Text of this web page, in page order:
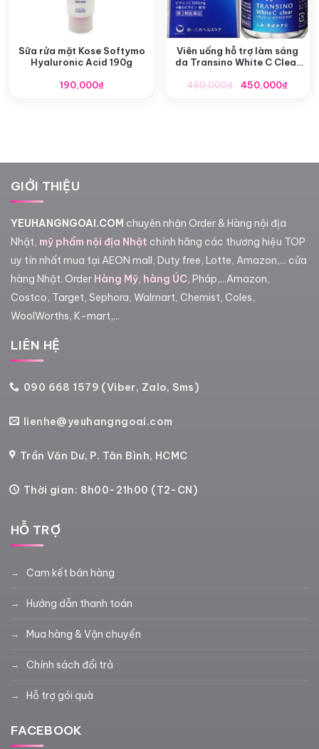
Sữa rửa mặt Kose Softymo
Hyaluronic Acid 190g
190,000₫
Viên uống hỗ trợ làm sáng
da Transino White C Clear
480,000₫
Giá
450,000₫Giá
GIỚI THIỆU
YEUHANGNGOAI.COM chuyên nhận Order & Hàng nội địa
Nhật, mỹ phẩm nội địa Nhật chính hãng các thương hiệu TOP
uy tín nhất mua tại AEON mall, Duty free, Lotte, Amazon,... cửa
hàng Nhật. Order Hàng Mỹ, hàng ÚC, Pháp,...Amazon,
Costco, Target, Sephora, Walmart, Chemist, Coles,
WoolWorths, K-mart,...
LIÊN HỆ
090 668 1579 (Viber, Zalo, Sms)
lienhe@yeuhangngoai.com
Trần Văn Dư, P. Tân Bình, HCMC
Thời gian: 8h00-21h00 (T2-CN)
HỖ TRỢ
Cam kết bán hàng
Hướng dẫn thanh toán
Mua hàng & Vận chuyển
Chính sách đổi trả
Hỗ trợ gói quà
FACEBOOK